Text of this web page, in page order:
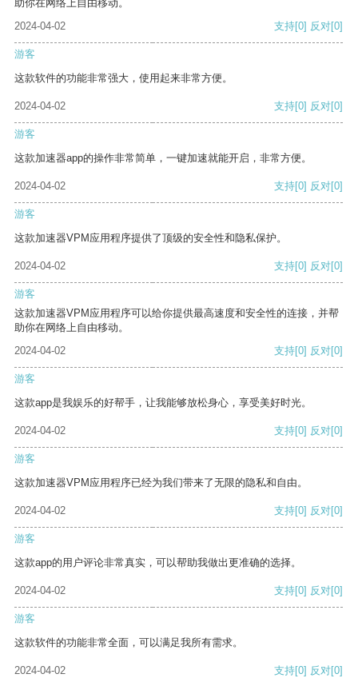
助你在网络上自由移动。
2024-04-02
支持[0] 反对[0]
游客
这款软件的功能非常强大，使用起来非常方便。
2024-04-02 支持[0] 反对[0]
游客
这款加速器app的操作非常简单，一键加速就能开启，非常方便。
2024-04-02 支持[0] 反对[0]
游客
这款加速器VPM应用程序提供了顶级的安全性和隐私保护。
2024-04-02 支持[0] 反对[0]
游客
这款加速器VPM应用程序可以给你提供最高速度和安全性的连接，并帮
助你在网络上自由移动。
2024-04-02
支持[0] 反对[0]
游客
这款app是我娱乐的好帮手，让我能够放松身心，享受美好时光。
2024-04-02 支持[0] 反对[0]
游客
这款加速器VPM应用程序已经为我们带来了无限的隐私和自由。
2024-04-02 支持[0] 反对[0]
游客
这款app的用户评论非常真实，可以帮助我做出更准确的选择。
2024-04-02 支持[0] 反对[0]
游客
这款软件的功能非常全面，可以满足我所有需求。
2024-04-02 支持[0] 反对[0]